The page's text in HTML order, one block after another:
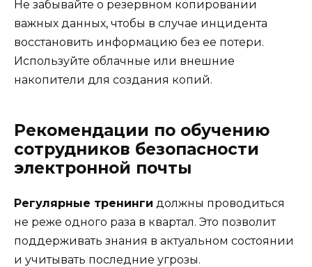
Не забывайте о резервном копировании
важных данных, чтобы в случае инцидента
восстановить информацию без ее потери.
Используйте облачные или внешние
накопители для создания копий.
Рекомендации по обучению
сотрудников безопасности
электронной почты
Регулярные тренинги должны проводиться
не реже одного раза в квартал. Это позволит
поддерживать знания в актуальном состоянии
и учитывать последние угрозы.